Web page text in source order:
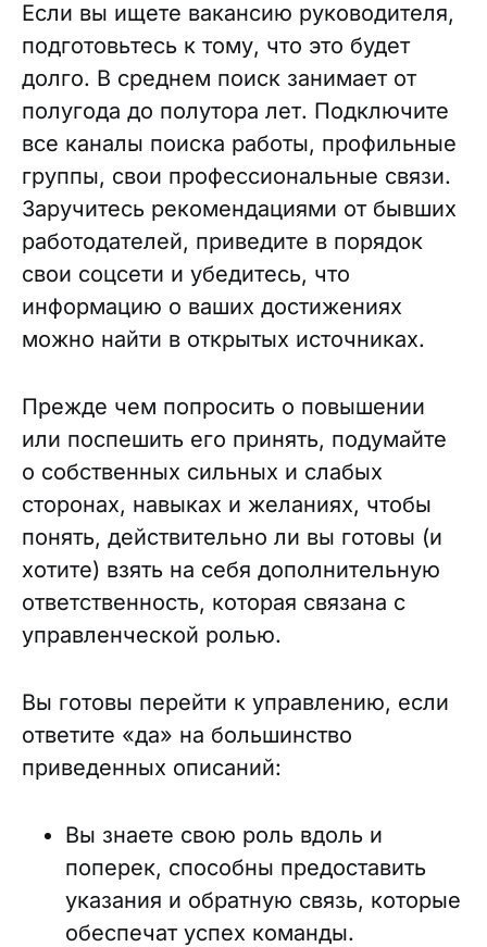
Если вы ищете вакансию руководителя,
подготовьтесь к тому, что это будет
долго. В среднем поиск занимает от
полугода до полутора лет. Подключите
все каналы поиска работы, профильные
группы, свои профессиональные связи.
Заручитесь рекомендациями от бывших
работодателей, приведите в порядок
свои соцсети и убедитесь, что
информацию о ваших достижениях
можно найти в открытых источниках.
Прежде чем попросить о повышении
или поспешить его принять, подумайте
о собственных сильных и слабых
сторонах, навыках и желаниях, чтобы
понять, действительно ли вы готовы (и
хотите) взять на себя дополнительную
ответственность, которая связана с
управленческой ролью.
Вы готовы перейти к управлению, если
ответите «да» на большинство
приведенных описаний:
Вы знаете свою роль вдоль и
поперек, способны предоставить
указания и обратную связь, которые
обеспечат успех команды.